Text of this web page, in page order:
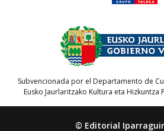
Subvencionada por el Departamento de
Eusko Jaurlaritzako Kultura eta Hizkuntza
© Editorial